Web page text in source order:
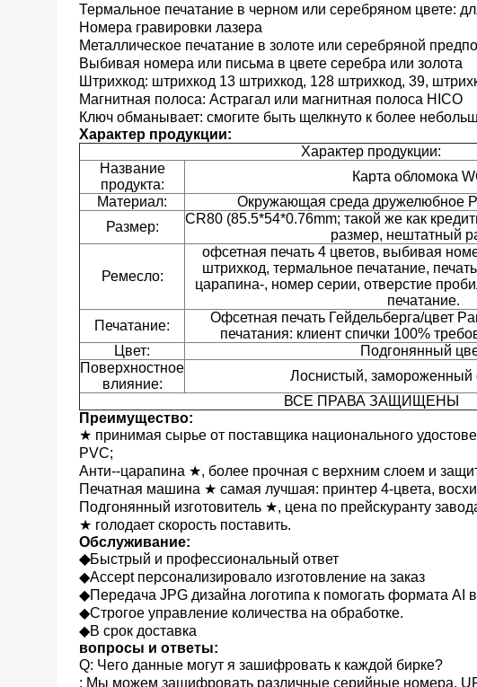
Термальное печатание в черном или серебряном цвете:
Номера гравировки лазера
Металлическое печатание в золоте или серебряной
Выбивая номера или письма в цвете серебра или золота
Штрихкод: штрихкод 13 штрихкод, 128 штрихкод, 39,
Магнитная полоса: Астрагал или магнитная полоса HICO
Ключ обманывает: смогите быть щелкнуто к более
Характер продукции:
Характер продукции:
Название
продукта:
Карта обломока
Материал:
Окружающая среда дружелюбное
Размер:
CR80 (85.5*54*0.76mm; такой же как
размер, нештатный
Ремесло:
офсетная печать 4 цветов, выбивая
штрихкод, термальное печатание,
царапина-, номер серии, отверстие
печатание.
Печатание:
Офсетная печать Гейдельберга/цвет
печатания: клиент спички 100%
Цвет:
Подгонянный
Поверхностное
влияние:
Лоснистый,
ВСЕ ПРАВА ЗАЩИЩЕНЫ
Преимущество:
★ принимая сырье от поставщика национального
PVC;
Анти--царапина ★, более прочная с верхним слоем и
Печатная машина ★ самая лучшая: принтер 4-цвета,
Подгонянный изготовитель ★, цена по прейскуранту
★ голодает скорость поставить.
Обслуживание:
◆Быстрый и профессиональный ответ
◆Accept персонализировало изготовление на заказ
◆Передача JPG дизайна логотипа к помогать формата AI
◆Строгое управление количества на обработке.
◆В срок доставка
вопросы и ответы:
Q: Чего данные могут я зашифровать к каждой бирке?
: Мы можем зашифровать различные серийные номера,